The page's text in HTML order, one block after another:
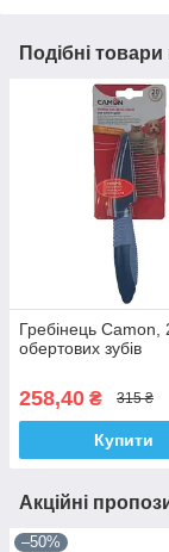
Подібні товари
Гребінець Camon,
обертових зубів
258,40 ₴ 315 ₴
Купити
Акційні
–50%